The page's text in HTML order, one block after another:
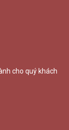
cho quý khách